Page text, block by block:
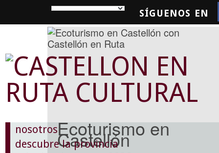
SÍGUENOS EN
Ecoturismo en
Castellón
nosotros
descubre la provincia